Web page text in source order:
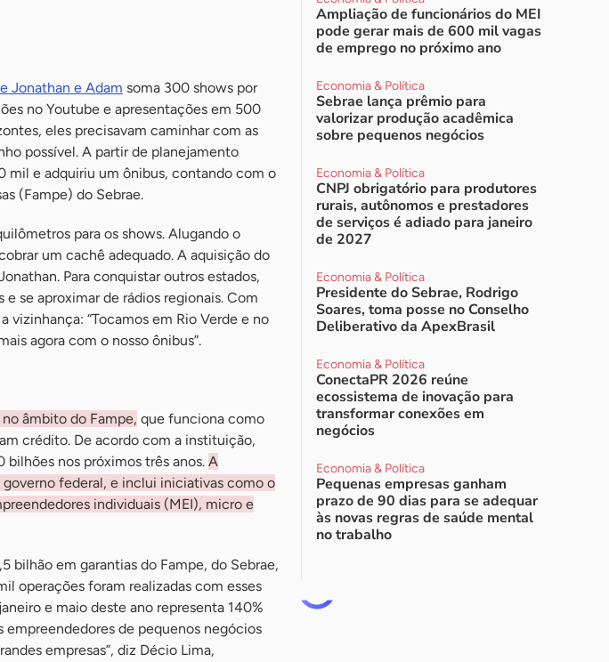
Jonathan e Adam soma 300 shows por
no Youtube e apresentações em 500
eles precisavam caminhar com as
possível. A partir de planejamento
mil e adquiriu um ônibus, contando com o
(Fampe) do Sebrae.
para os shows. Alugando o
um cachê adequado. A aquisição do
Para conquistar outros estados,
se aproximar de rádios regionais. Com
vizinhança: “Tocamos em Rio Verde e no
agora com o nosso ônibus”.
âmbito do Fampe, que funciona como
crédito. De acordo com a instituição,
nos próximos três anos. A
federal, e inclui iniciativas como o
individuais (MEI), micro e
bilhão em garantias do Fampe, do Sebrae,
operações foram realizadas com esses
e maio deste ano representa 140%
empreendedores de pequenos negócios
empresas”, diz Décio Lima,
Ampliação de funcionários do MEI
pode gerar mais de 600 mil vagas
de emprego no próximo ano
Economia & Política
Sebrae lança prêmio para
valorizar produção acadêmica
sobre pequenos negócios
Economia & Política
CNPJ obrigatório para produtores
rurais, autônomos e prestadores
de serviços é adiado para janeiro
de 2027
Economia & Política
Presidente do Sebrae, Rodrigo
Soares, toma posse no Conselho
Deliberativo da ApexBrasil
Economia & Política
ConectaPR 2026 reúne
ecossistema de inovação para
transformar conexões em
negócios
Economia & Política
Pequenas empresas ganham
prazo de 90 dias para se adequar
às novas regras de saúde mental
no trabalho